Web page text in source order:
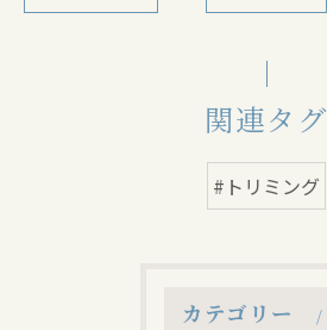
関連タグ
#トリミング
カテゴリー